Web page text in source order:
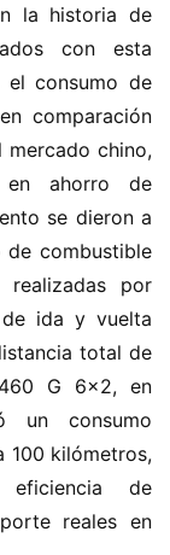
la historia de
con esta
el consumo de
comparación
mercado chino,
en ahorro de
se dieron a
de combustible
por
ida y vuelta
total de
G 6×2, en
un consumo
100 kilómetros,
eficiencia de
reales en